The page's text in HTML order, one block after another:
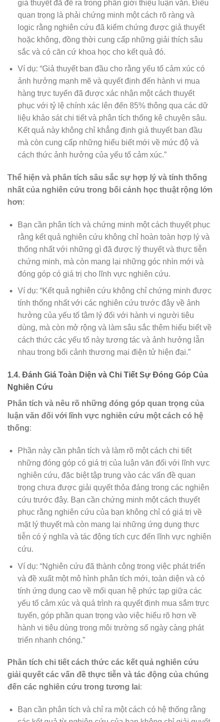
giả thuyết đã đề ra trong phần giới thiệu luận văn. Điều
quan trọng là phải chứng minh một cách rõ ràng và
logic rằng nghiên cứu đã kiểm chứng được giả thuyết
hoặc không, đồng thời cung cấp những giải thích sâu
sắc và có căn cứ khoa học cho kết quả đó.
Ví dụ: “Giả thuyết ban đầu cho rằng yếu tố cảm xúc có
ảnh hưởng mạnh mẽ và quyết định đến hành vi mua
hàng trực tuyến đã được xác nhận một cách thuyết
phục với tỷ lệ chính xác lên đến 85% thông qua các dữ
liệu khảo sát chi tiết và phân tích thống kê chuyên sâu.
Kết quả này không chỉ khẳng định giả thuyết ban đầu
mà còn cung cấp những hiểu biết mới về mức độ và
cách thức ảnh hưởng của yếu tố cảm xúc.”
Thể hiện và phân tích sâu sắc sự hợp lý và tính thống
nhất của nghiên cứu trong bối cảnh học thuật rộng lớn
hơn:
Bạn cần phân tích và chứng minh một cách thuyết phục
rằng kết quả nghiên cứu không chỉ hoàn toàn hợp lý và
thống nhất với những gì đã được lý thuyết và thực tiễn
chứng minh, mà còn mang lại những góc nhìn mới và
đóng góp có giá trị cho lĩnh vực nghiên cứu.
Ví dụ: “Kết quả nghiên cứu không chỉ chứng minh được
tính thống nhất với các nghiên cứu trước đây về ảnh
hưởng của yếu tố tâm lý đối với hành vi người tiêu
dùng, mà còn mở rộng và làm sâu sắc thêm hiểu biết về
cách thức các yếu tố này tương tác và ảnh hưởng lẫn
nhau trong bối cảnh thương mại điện tử hiện đại.”
1.4. Đánh Giá Toàn Diện và Chi Tiết Sự Đóng Góp Của
Nghiên Cứu
Phân tích và nêu rõ những đóng góp quan trọng của
luận văn đối với lĩnh vực nghiên cứu một cách có hệ
thống:
Phần này cần phân tích và làm rõ một cách chi tiết
những đóng góp có giá trị của luận văn đối với lĩnh vực
nghiên cứu, đặc biệt tập trung vào các vấn đề quan
trọng chưa được giải quyết thỏa đáng trong các nghiên
cứu trước đây. Bạn cần chứng minh một cách thuyết
phục rằng nghiên cứu của bạn không chỉ có giá trị về
mặt lý thuyết mà còn mang lại những ứng dụng thực
tiễn có ý nghĩa và tác động tích cực đến lĩnh vực nghiên
cứu.
Ví dụ: “Nghiên cứu đã thành công trong việc phát triển
và đề xuất một mô hình phân tích mới, toàn diện và có
tính ứng dụng cao về mối quan hệ phức tạp giữa các
yếu tố cảm xúc và quá trình ra quyết định mua sắm trực
tuyến, góp phần quan trọng vào việc hiểu rõ hơn về
hành vi tiêu dùng trong môi trường số ngày càng phát
triển nhanh chóng.”
Phân tích chi tiết cách thức các kết quả nghiên cứu
giải quyết các vấn đề thực tiễn và tác động của chúng
đến các nghiên cứu trong tương lai:
Bạn cần phân tích và chỉ ra một cách có hệ thống rằng